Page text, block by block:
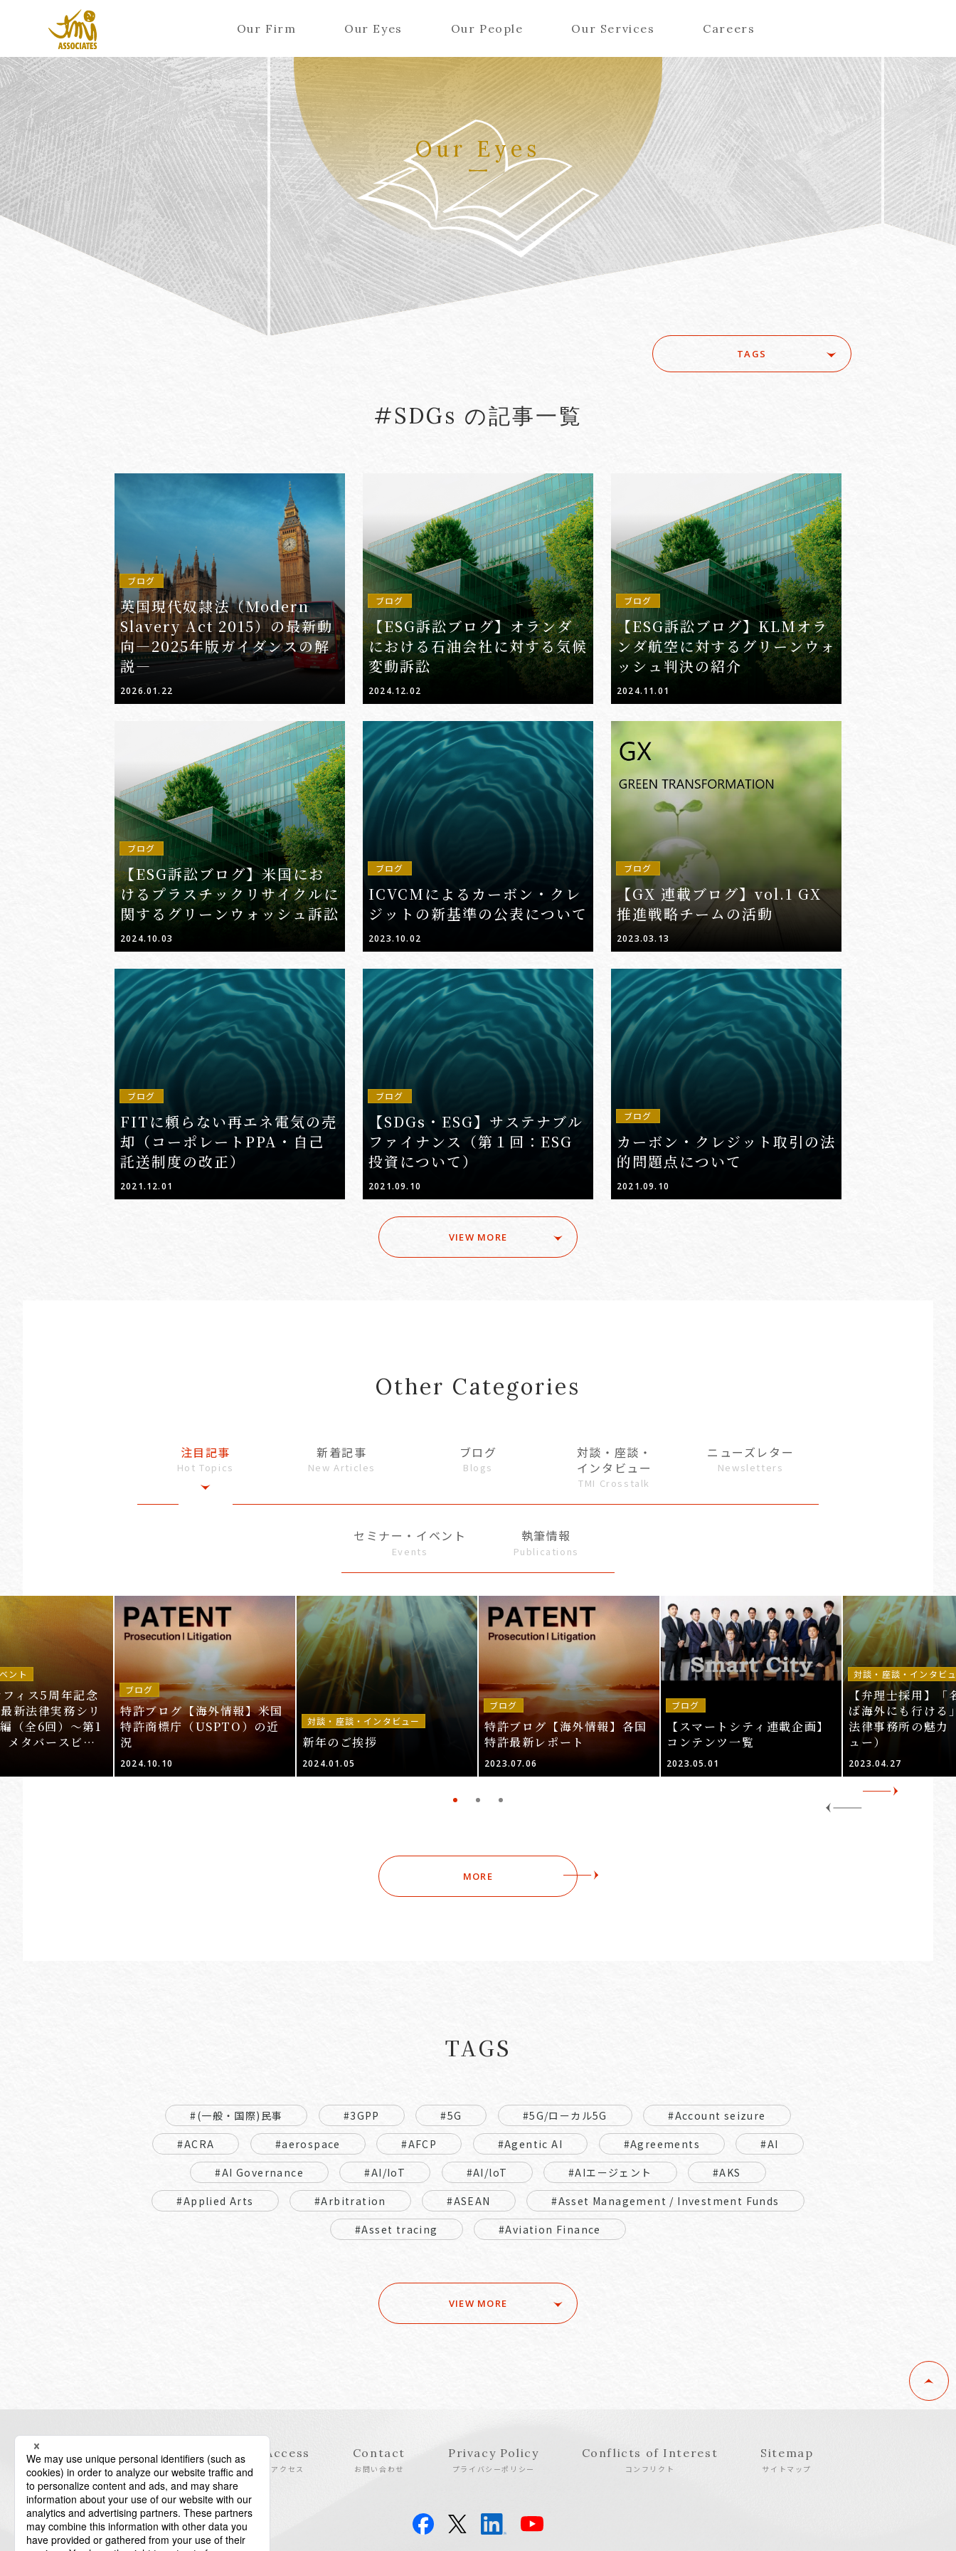
Our Firm Our Eyes Our People Our Services Careers
Our Eyes
TAGS
#Account seizure
#aerospace
#Arbitration #ASEAN
VIEW MORE
#SDGs の記事一覧
ブログ
英国現代奴隷法（Modern
Slavery Act 2015）の最新動
向―2025年版ガイダンスの解
説―
2026.01.22
ブログ
【ESG訴訟ブログ】オランダ
における石油会社に対する気候
変動訴訟
2024.12.02
ブログ
【ESG訴訟ブログ】KLMオラ
ンダ航空に対するグリーンウォ
ッシュ判決の紹介
2024.11.01
ブログ
【ESG訴訟ブログ】米国にお
けるプラスチックリサイクルに
関するグリーンウォッシュ訴訟
2024.10.03
ブログ
ICVCMによるカーボン・クレ
ジットの新基準の公表について
2023.10.02
ブログ
【GX 連載ブログ】vol.1 GX
推進戦略チームの活動
2023.03.13
ブログ
FITに頼らない再エネ電気の売
却（コーポレートPPA・自己
託送制度の改正）
2021.12.01
ブログ
【SDGs・ESG】サステナブル
ファイナンス（第１回：ESG
投資について）
2021.09.10
ブログ
カーボン・クレジット取引の法
的問題点について
2021.09.10
VIEW MORE
Other Categories
注目記事
Hot Topics
新着記事
New Articles
ブログ
Blogs
対談・座談・
インタビュー
TMI Crosstalk
ニューズレター
Newsletters
セミナー・イベント
Events
執筆情報
Publications
ント
ィス5周年記念
新法律実務シリ
（全6回）～第1
メタバースビジ
ブログ
特許ブログ【海外情報】米国
特許商標庁（USPTO）の近
況
2024.10.10
対談・座談・インタビュー
新年のご挨拶
2024.01.05
ブログ
特許ブログ【海外情報】各国
特許最新レポート
2023.07.06
ブログ
【スマートシティ連載企画】
コンテンツ一覧
2023.05.01
対談・座談・インタビ
【弁理士採用】「
ば海外にも行け
法律事務所の魅力
ュー）
2023.04.27
MORE
TAGS
#(一般・国際)民事 #3GPP #5G #5G/ローカル5G
#Account seizure
#ACRA
#aerospace #AFCP #Agentic AI #Agreements
#AI
#AI Governance
#AI/IoT #AI/loT #AIエージェント
#AKS
#Applied Arts
#Arbitration #ASEAN
#Asset Management / Investment Funds
#Asset tracing
#Aviation Finance
VIEW MORE
Information
インフォメーション
Access
アクセス
Contact
お問い合わせ
Privacy Policy
プライバシーポリシー
Conflicts of Interest
コンフリクト
Sitemap
サイトマップ